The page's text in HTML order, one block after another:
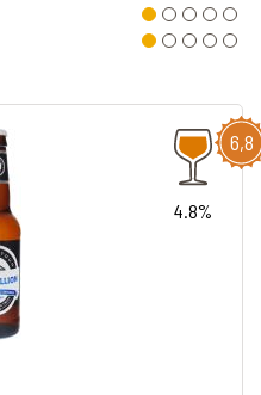
6,8
4.8%